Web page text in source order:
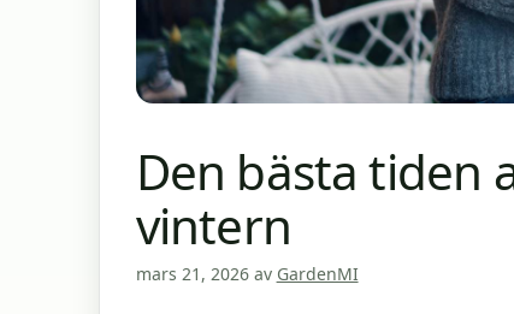
Den bästa tiden
vintern
mars 21, 2026 av GardenMI